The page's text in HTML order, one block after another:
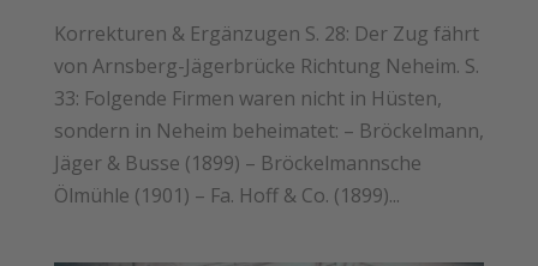
Korrekturen & Ergänzugen S. 28: Der Zug fährt
von Arnsberg-Jägerbrücke Richtung Neheim. S.
33: Folgende Firmen waren nicht in Hüsten,
sondern in Neheim beheimatet: – Bröckelmann,
Jäger & Busse (1899) – Bröckelmannsche
Ölmühle (1901) – Fa. Hoff & Co. (1899)...